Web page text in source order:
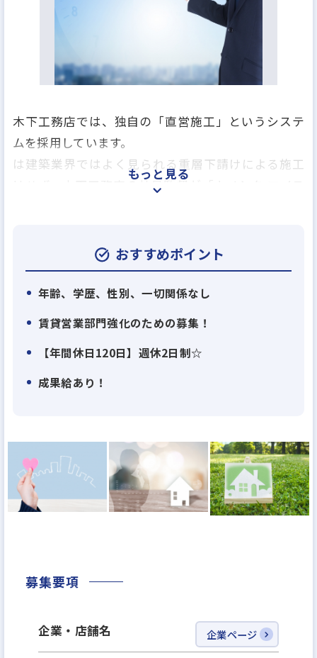
木下工務店では、独自の「直営施工」というシステ
ムを採用しています。
は建築業界ではよく見られる重層下請けによる施工
はせず、木下工務店の社員監督が「キノシタ マイス
これによりコストバランスの良い住まいが提供でき
るのです。
お客様の住まい一棟一棟を木下工務店の社員が現場
監督として担当し、職方の手配から工程スケジュー
ル管理、現地におけるお客様との打ち合わせや微調
の夢が詰まった設計を形にするのはあくまでも現場
の施工。
だからこそ社員が最後まで責任をもって現場を監督
し、ご満足いただける住まいづくりを実現する。
もっと見る
おすすめポイント
年齢、学歴、性別、一切関係なし
賃貸営業部門強化のための募集！
【年間休日120日】週休2日制☆
成果給あり！
募集要項
企業・店舗名 企業ページ